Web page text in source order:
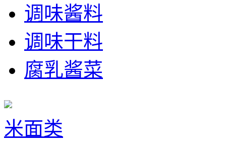
调味酱料
调味干料
腐乳酱菜
米面类